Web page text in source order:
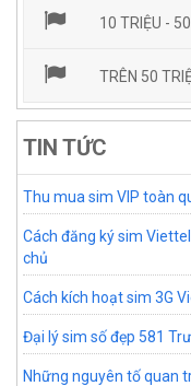
10 TRIỆU -
TRÊN 50
TIN TỨC
Thu mua sim VIP toàn
Cách đăng ký sim
chủ
Cách kích hoạt sim 3G
Đại lý sim số đẹp 581
Những nguyên tố quan